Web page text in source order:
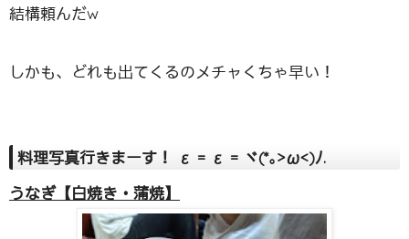
結構頼んだw
しかも、どれも出てくるのメチャくちゃ早い！
料理写真行きまーす！ ε = ε = ヾ(*｡>ω<)ﾉ.
うなぎ【白焼き・蒲焼】